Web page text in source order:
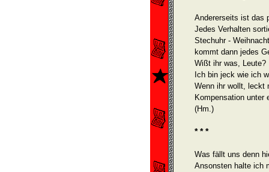
Andererseits ist das
Jedes Verhalten
Stechuhr -
kommt dann jedes
Wißt ihr was, Leute?
Ich bin jeck wie ich
Wenn ihr wollt, leckt
Kompensation unter
(Hm.)
* * *
Was fällt uns denn
Ansonsten halte ich